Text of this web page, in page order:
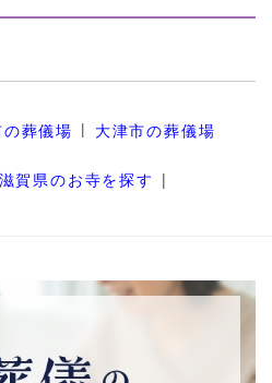
葬儀場 大津市の葬儀場
滋賀県のお寺を探す